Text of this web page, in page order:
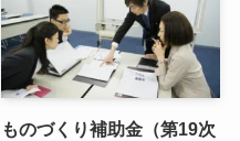
ものづくり補助金（第19次